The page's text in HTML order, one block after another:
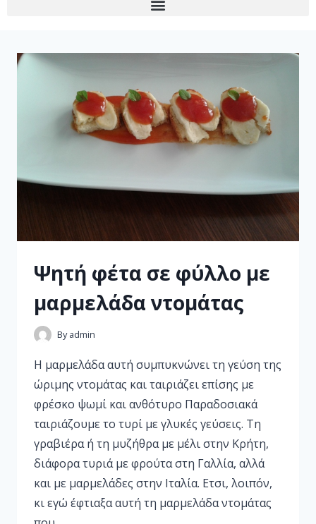
Ψητή φέτα σε φύλλο µε
µαρµελάδα ντοµάτας
By admin
Η µαρµελάδα αυτή συµπυκνώνει τη γεύση της
ώριµης ντοµάτας και ταιριάζει επίσης µε
φρέσκο ψωµί και ανθότυρο Παραδοσιακά
ταιριάζουµε το τυρί µε γλυκές γεύσεις. Τη
γραβιέρα ή τη µυζήθρα µε µέλι στην Κρήτη,
διάφορα τυριά µε φρούτα στη Γαλλία, αλλά
και µε µαρµελάδες στην Ιταλία. Ετσι, λοιπόν,
κι εγώ έφτιαξα αυτή τη µαρµελάδα ντοµάτας